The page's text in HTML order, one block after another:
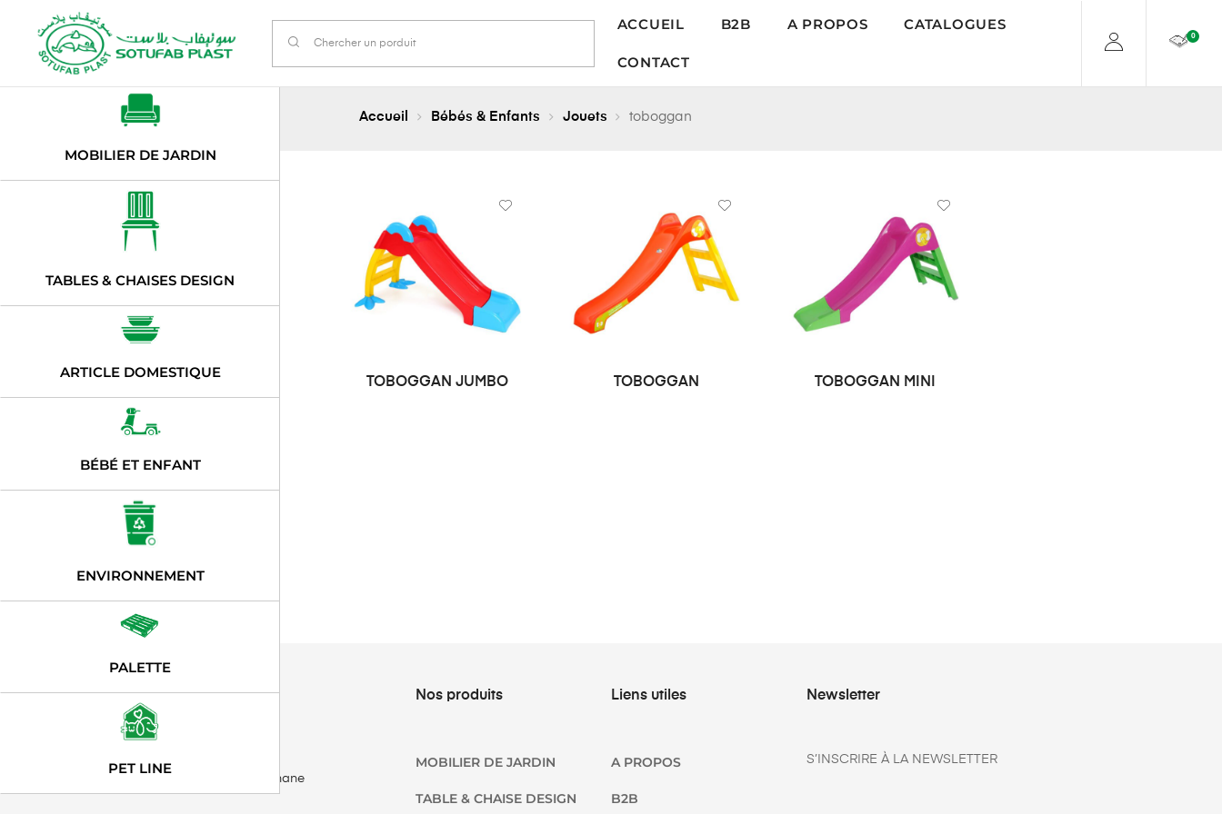
ACCUEIL B2B A PROPOS CATALOGUES
CONTACT
0
Accueil Bébés & Enfants Jouets toboggan
TOBOGGAN JUMBO TOBOGGAN TOBOGGAN MINI
MOBILIER DE JARDIN
TABLES & CHAISES DESIGN
ARTICLE DOMESTIQUE
BÉBÉ ET ENFANT
ENVIRONNEMENT
PALETTE
PET LINE
Route de Sousse, Harkoussia, 5025 Bennane
Nos produits
MOBILIER DE JARDIN
TABLE & CHAISE DESIGN
Liens utiles
A PROPOS
B2B
Newsletter
S’INSCRIRE À LA NEWSLETTER